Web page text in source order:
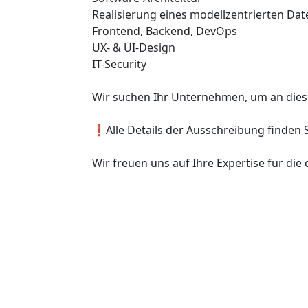
Realisierung eines modellzentrierten
Frontend, Backend, DevOps
UX- & UI-Design
IT-Security
Wir suchen Ihr Unternehmen, um an
❗Alle Details der Ausschreibung finden
Wir freuen uns auf Ihre Expertise für die